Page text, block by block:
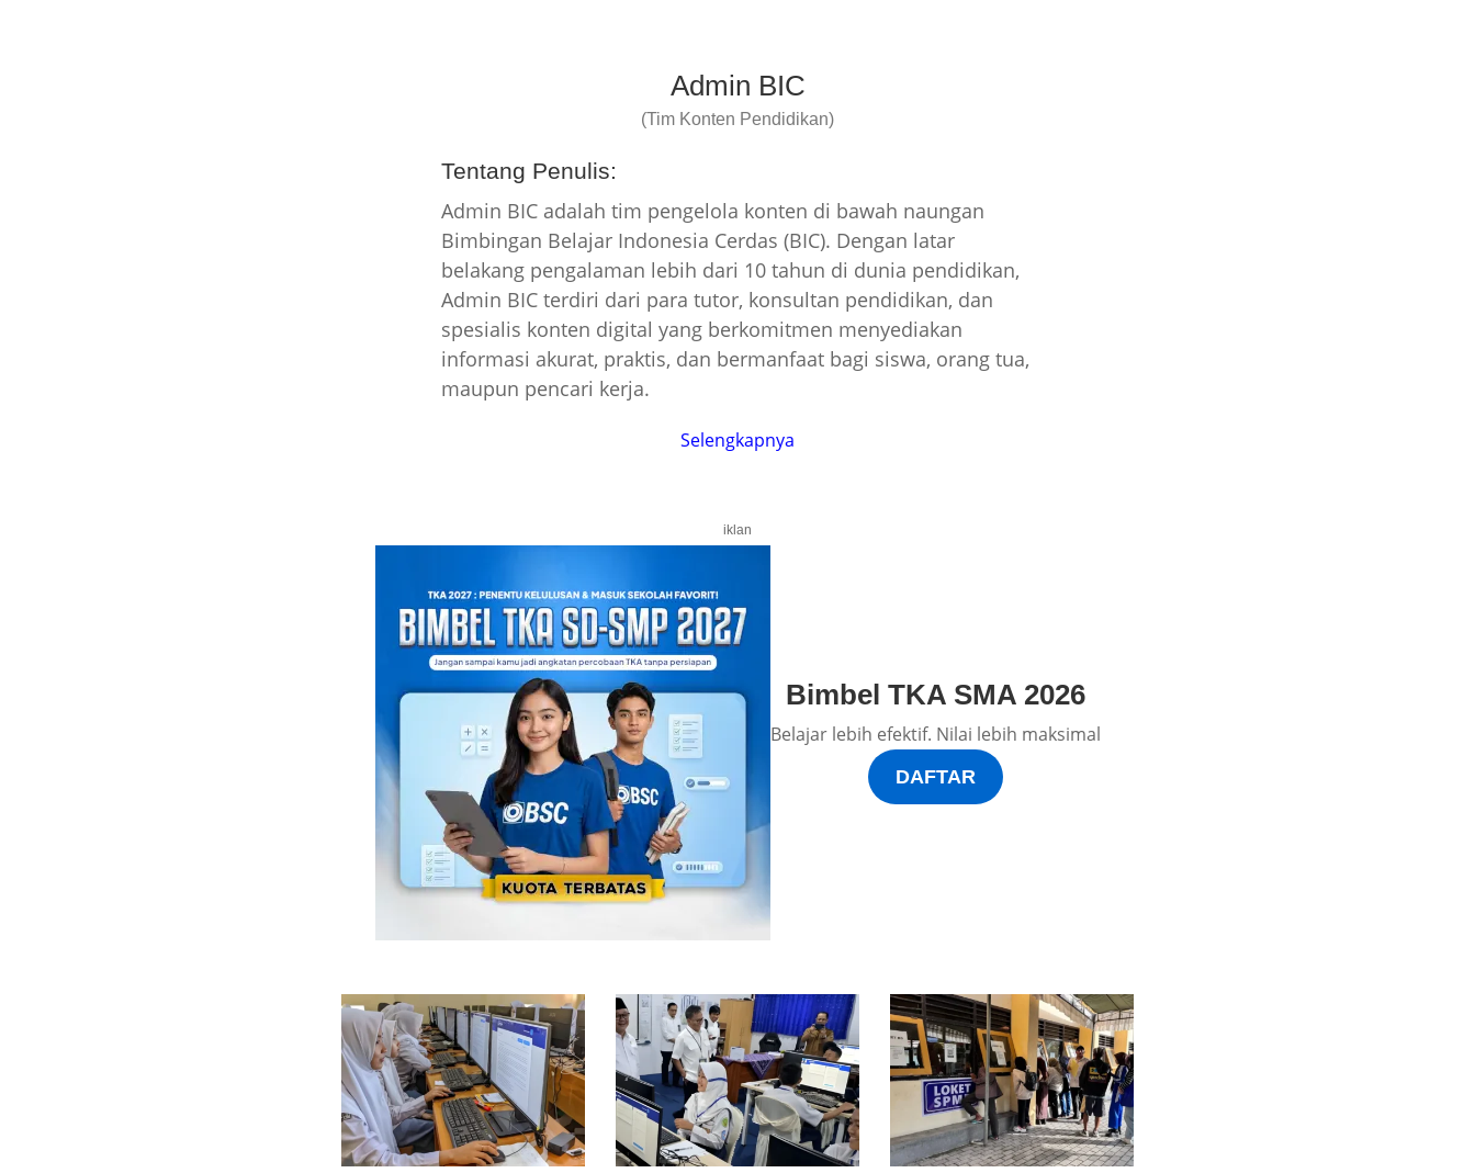
Admin BIC
(Tim Konten Pendidikan)
Tentang Penulis:
Admin BIC adalah tim pengelola konten di bawah naungan
Bimbingan Belajar Indonesia Cerdas (BIC). Dengan latar
belakang pengalaman lebih dari 10 tahun di dunia pendidikan,
Admin BIC terdiri dari para tutor, konsultan pendidikan, dan
spesialis konten digital yang berkomitmen menyediakan
informasi akurat, praktis, dan bermanfaat bagi siswa, orang tua,
maupun pencari kerja.
Selengkapnya
iklan
Bimbel TKA SMA 2026
Belajar lebih efektif. Nilai lebih maksimal
DAFTAR